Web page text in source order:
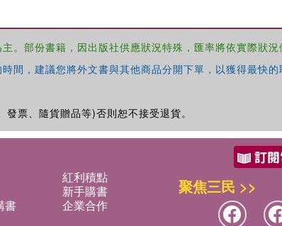
部份書籍，因出版社供應狀況特殊，匯率將依實際狀況
，建議您將外文書與其他商品分開下單，以獲得最快的
票、隨貨贈品等)否則恕不接受退貨。
紅利積點
新手購書
書
企業合作
聚焦三民 >>